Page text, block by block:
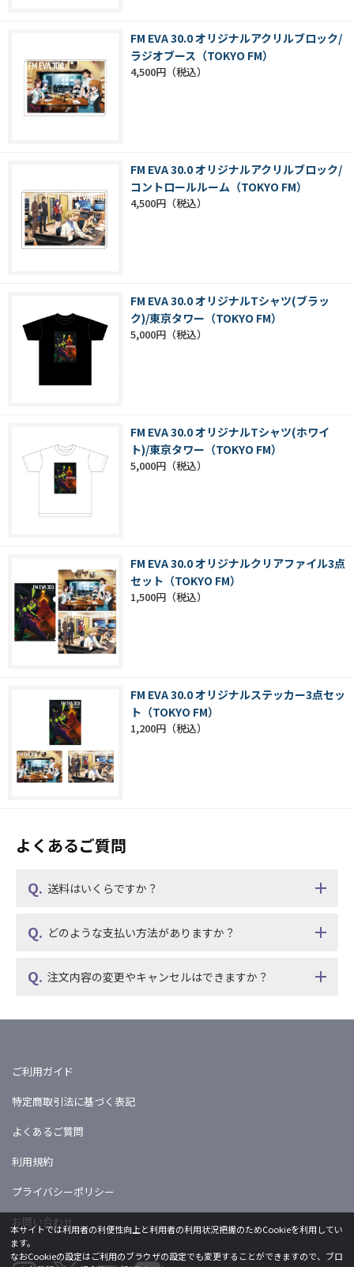
FM EVA 30.0 オリジナルアクリルブロック/
ラジオブース（TOKYO FM）
4,500円
FM EVA 30.0 オリジナルアクリルブロック/
コントロールルーム（TOKYO FM）
4,500円
FM EVA 30.0 オリジナルTシャツ(ブラッ
ク)/東京タワー（TOKYO FM）
5,000円
FM EVA 30.0 オリジナルTシャツ(ホワイ
ト)/東京タワー（TOKYO FM）
5,000円
FM EVA 30.0 オリジナルクリアファイル3点
セット（TOKYO FM）
1,500円
FM EVA 30.0 オリジナルステッカー3点セッ
ト（TOKYO FM）
1,200円
よくあるご質問
送料はいくらですか？
どのような支払い方法がありますか？
注文内容の変更やキャンセルはできますか？
ご利用ガイド
特定商取引法に基づく表記
よくあるご質問
利用規約
プライバシーポリシー
お問い合わせ
本サイトでは利用者の利便性向上と利用者の利用状況把握のためCookieを利用してい
ます。
なおCookieの設定はご利用のブラウザの設定でも変更することができますので、ブロ